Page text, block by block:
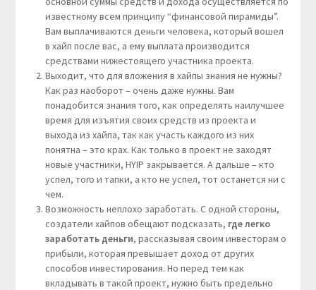
известному всем принципу “финансовой пирамиды”.
Вам выплачиваются деньги человека, который вошел
в хайп после вас, а ему выплата производится
средствами нижестоящего участника проекта.
Выходит, что для вложения в хайпы знания не нужны?
Как раз наоборот – очень даже нужны. Вам
понадобится знания того, как определять наилучшее
время для изъятия своих средств из проекта и
выхода из хайпа, так как участь каждого из них
понятна – это крах. Как только в проект не заходят
новые участники, HYIP закрывается. А дальше – кто
успел, того и тапки, а кто не успел, тот останется ни с
чем.
Возможность неплохо заработать. С одной стороны,
создатели хайпов обещают подсказать, где легко
заработать деньги, рассказывая своим инвесторам о
прибыли, которая превышает доход от других
способов инвестирования. Но перед тем как
вкладывать в такой проект, нужно быть предельно